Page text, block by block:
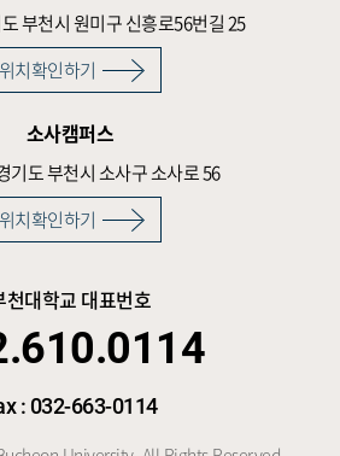
부천시 원미구 신흥로56번길 25
위치확인하기
소사캠퍼스
기도 부천시 소사구 소사로 56
위치확인하기
천대학교 대표번호
: 032-663-0114